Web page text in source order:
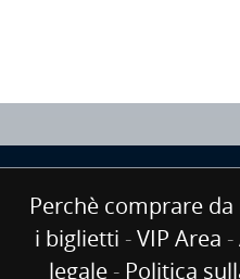
Perchè comprare da
i biglietti -VIP Area -
legale - Politica